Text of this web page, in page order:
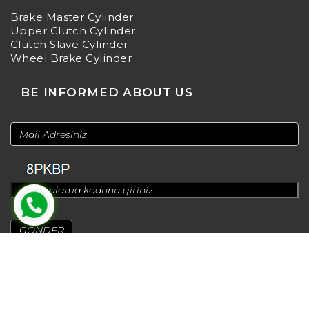
Brake Master Cylinder
Upper Clutch Cylinder
Clutch Slave Cylinder
Wheel Brake Cylinder
BE INFORMED ABOUT US